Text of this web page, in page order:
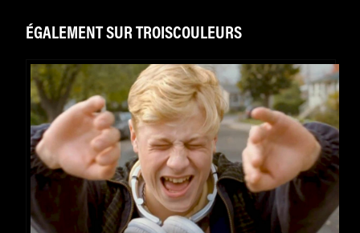
ÉGALEMENT SUR TROISCOULEURS